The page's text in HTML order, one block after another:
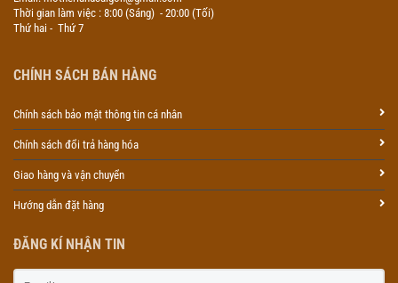
Thời gian làm việc : 8:00 (Sáng) - 20:00 (Tối)
Thứ hai - Thứ 7
CHÍNH SÁCH BÁN HÀNG
Chính sách bảo mật thông tin cá nhân
Chính sách đổi trả hàng hóa
Giao hàng và vận chuyển
Hướng dẫn đặt hàng
ĐĂNG KÍ NHẬN TIN